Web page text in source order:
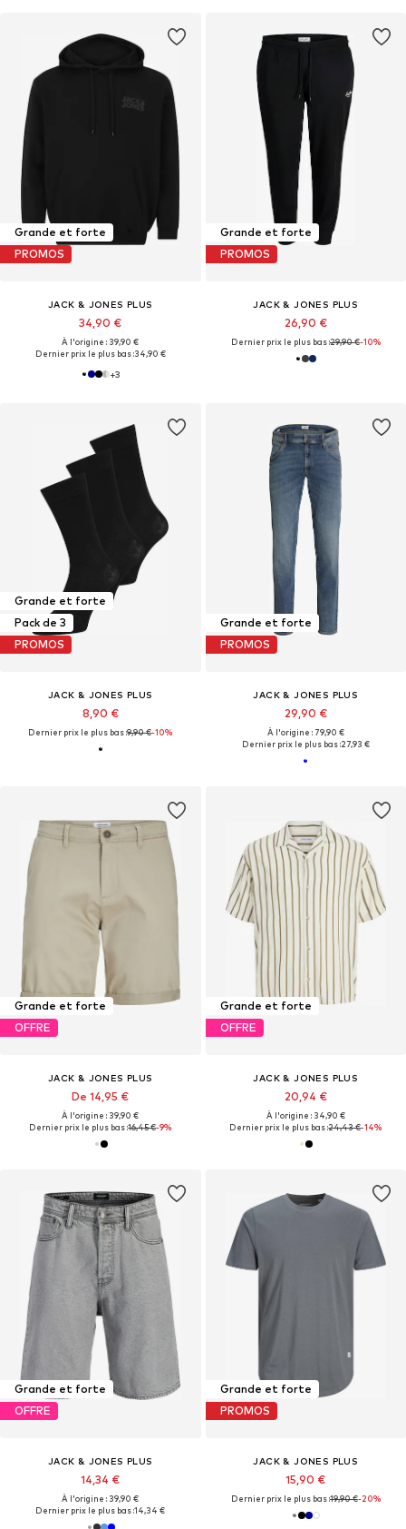
Grande et forte
PROMOS
JACK & JONES PLUS
34,90 €
À l'origine : 39,90 €
Dernier prix le plus bas :34,90 €
+3
Grande et forte
PROMOS
JACK & JONES PLUS
26,90 €
Dernier prix le plus bas :29,90 €-10%
Grande et forte
Pack de 3
PROMOS
JACK & JONES PLUS
8,90 €
Dernier prix le plus bas :9,90 €-10%
Grande et forte
PROMOS
JACK & JONES PLUS
29,90 €
À l'origine : 79,90 €
Dernier prix le plus bas :27,93 €
Grande et forte
OFFRE
JACK & JONES PLUS
De 14,95 €
À l'origine : 39,90 €
Dernier prix le plus bas :16,45 €-9%
Grande et forte
OFFRE
JACK & JONES PLUS
20,94 €
À l'origine : 34,90 €
Dernier prix le plus bas :24,43 €-14%
Grande et forte
OFFRE
JACK & JONES PLUS
14,34 €
À l'origine : 39,90 €
Dernier prix le plus bas :14,34 €
Grande et forte
PROMOS
JACK & JONES PLUS
15,90 €
Dernier prix le plus bas :19,90 €-20%